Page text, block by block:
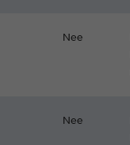
Nee
Nee